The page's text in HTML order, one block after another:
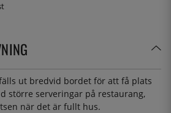
ut bredvid bordet för att få plats
större serveringar på restaurang,
när det är fullt hus.